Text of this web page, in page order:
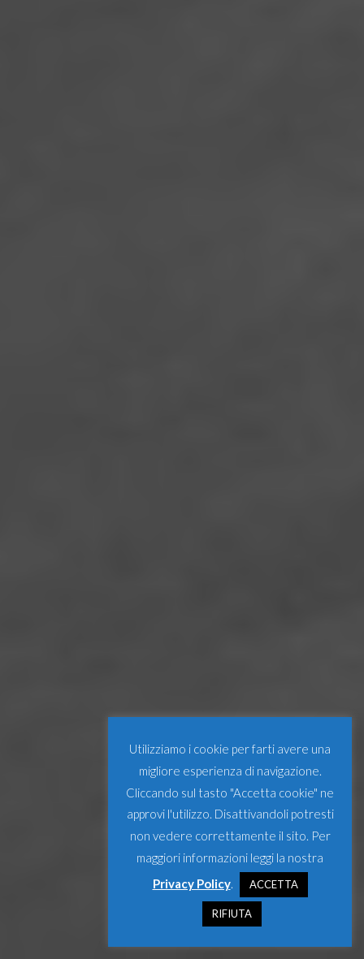
Utilizziamo i cookie per farti avere una
migliore esperienza di navigazione.
Cliccando sul tasto "Accetta cookie" ne
approvi l'utilizzo. Disattivandoli potresti
non vedere correttamente il sito. Per
maggiori informazioni leggi la nostra
Privacy Policy. ACCETTA
RIFIUTA